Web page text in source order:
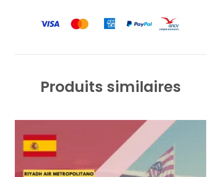
Produits similaires